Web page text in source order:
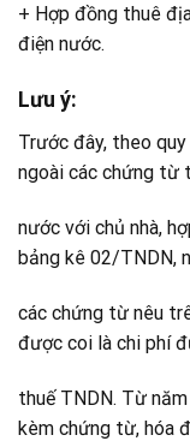
+ Hợp đồng thuê
điện nước.
Lưu ý:
Trước đây, theo
ngoài các chứng từ
nước với chủ nhà,
bảng kê 02/TNDN,
các chứng từ nêu
được coi là chi phí
thuế TNDN. Từ
kèm chứng từ, hóa